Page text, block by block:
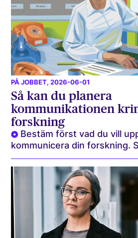
PÅ JOBBET, 2026-06-01
Så kan du planera
kommunikationen
forskning
Bestäm först vad du vill
kommunicera din forskning.